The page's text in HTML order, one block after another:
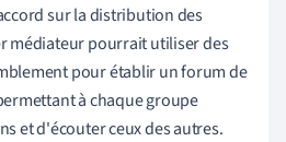
sur la distribution des
médiateur pourrait utiliser des
pour établir un forum de
à chaque groupe
et d'écouter ceux des autres.